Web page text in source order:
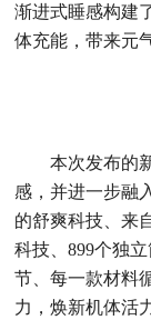
渐进式睡感构建
体充能，带来元
本次发布的
感，并进一步融
的舒爽科技、来
科技、899个独
节、每一款材料
力，焕新机体活